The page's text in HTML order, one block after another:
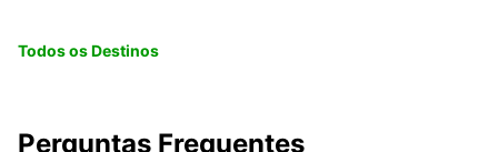
Todos os Destinos
Perguntas Frequentes